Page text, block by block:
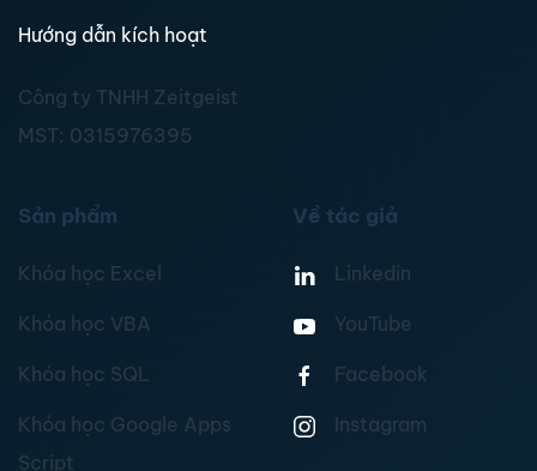
Hướng dẫn kích hoạt
Công ty TNHH Zeitgeist
MST: 0315976395
Sản phẩm
Khóa học Excel
Khóa học VBA
Khóa học SQL
Khóa học Google Apps
Script
Về tác giả
Linkedin
YouTube
Facebook
Instagram